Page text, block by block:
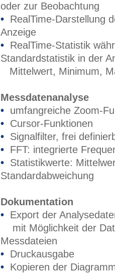
oder zur Beobachtung
• RealTime-Darstellung
Anzeige
• RealTime-Statistik
Standardstatistik in der
Mittelwert, Minimum,
Messdatenanalyse
• umfangreiche Zoom-
• Cursor-Funktionen
• Signalfilter, frei
• FFT: integrierte
• Statistikwerte:
Standardabweichung
Dokumentation
• Export der
mit Möglichkeit der
Messdateien
• Druckausgabe
• Kopieren der